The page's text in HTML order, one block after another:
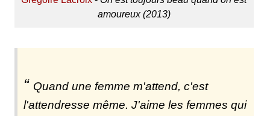
amoureux (2013)
Quand une femme m'attend, c'est
l'attendresse même. J'aime les femmes qui